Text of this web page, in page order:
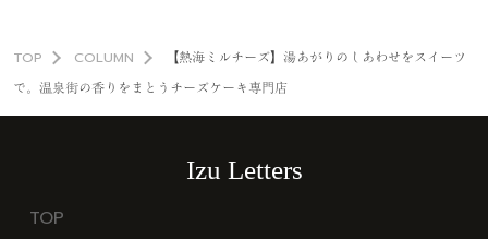
TOP COLUMN 【熱海ミルチーズ】湯あがりのしあわせをスイーツ
で。温泉街の香りをまとうチーズケーキ専門店
Izu Letters
TOP